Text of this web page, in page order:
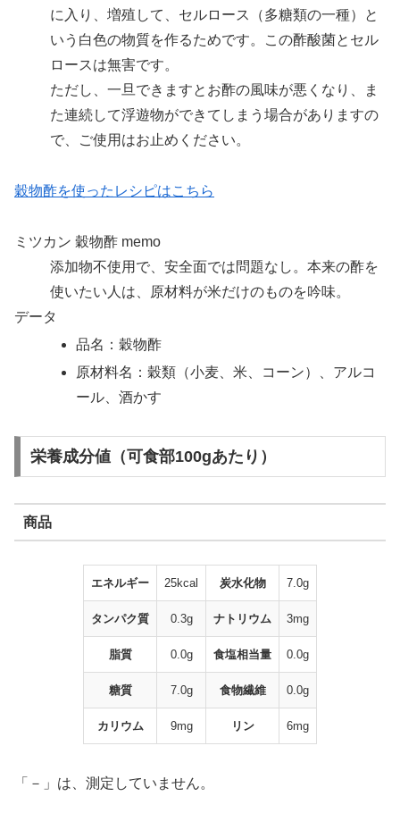
に入り、増殖して、セルロース（多糖類の一種）と
いう白色の物質を作るためです。この酢酸菌とセル
ロースは無害です。
ただし、一旦できますとお酢の風味が悪くなり、ま
た連続して浮遊物ができてしまう場合がありますの
で、ご使用はお止めください。
穀物酢を使ったレシピはこちら
ミツカン 穀物酢 memo
添加物不使用で、安全面では問題なし。本来の酢を
使いたい人は、原材料が米だけのものを吟味。
データ
品名：穀物酢
原材料名：穀類（小麦、米、コーン）、アルコ
ール、酒かす
栄養成分値（可食部100gあたり）
商品
エネルギー 25kcal 炭水化物 7.0g
タンパク質 0.3g ナトリウム 3mg
脂質 0.0g 食塩相当量 0.0g
糖質 7.0g 食物繊維 0.0g
カリウム 9mg リン 6mg
「－」は、測定していません。